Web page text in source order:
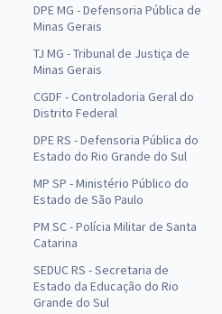
DPE MG - Defensoria Pública de
Minas Gerais
TJ MG - Tribunal de Justiça de
Minas Gerais
CGDF - Controladoria Geral do
Distrito Federal
DPE RS - Defensoria Pública do
Estado do Rio Grande do Sul
MP SP - Ministério Público do
Estado de São Paulo
PM SC - Polícia Militar de Santa
Catarina
SEDUC RS - Secretaria de
Estado da Educação do Rio
Grande do Sul